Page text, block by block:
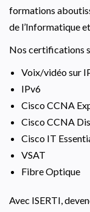
formations
de l’Informatique
Nos certifications
Voix/vidéo sur
IPv6
Cisco CCNA
Cisco CCNA
Cisco IT
VSAT
Fibre Optique
Avec ISERTI,